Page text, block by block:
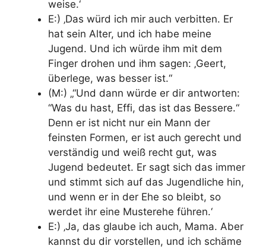
weise.‘
E:) ‚Das würd ich mir auch verbitten. Er
hat sein Alter, und ich habe meine
Jugend. Und ich würde ihm mit dem
Finger drohen und ihm sagen: ‚Geert,
überlege, was besser ist.“
(M:) „“Und dann würde er dir antworten:
“Was du hast, Effi, das ist das Bessere.“
Denn er ist nicht nur ein Mann der
feinsten Formen, er ist auch gerecht und
verständig und weiß recht gut, was
Jugend bedeutet. Er sagt sich das immer
und stimmt sich auf das Jugendliche hin,
und wenn er in der Ehe so bleibt, so
werdet ihr eine Musterehe führen.‘
E:) ‚Ja, das glaube ich auch, Mama. Aber
kannst du dir vorstellen, und ich schäme